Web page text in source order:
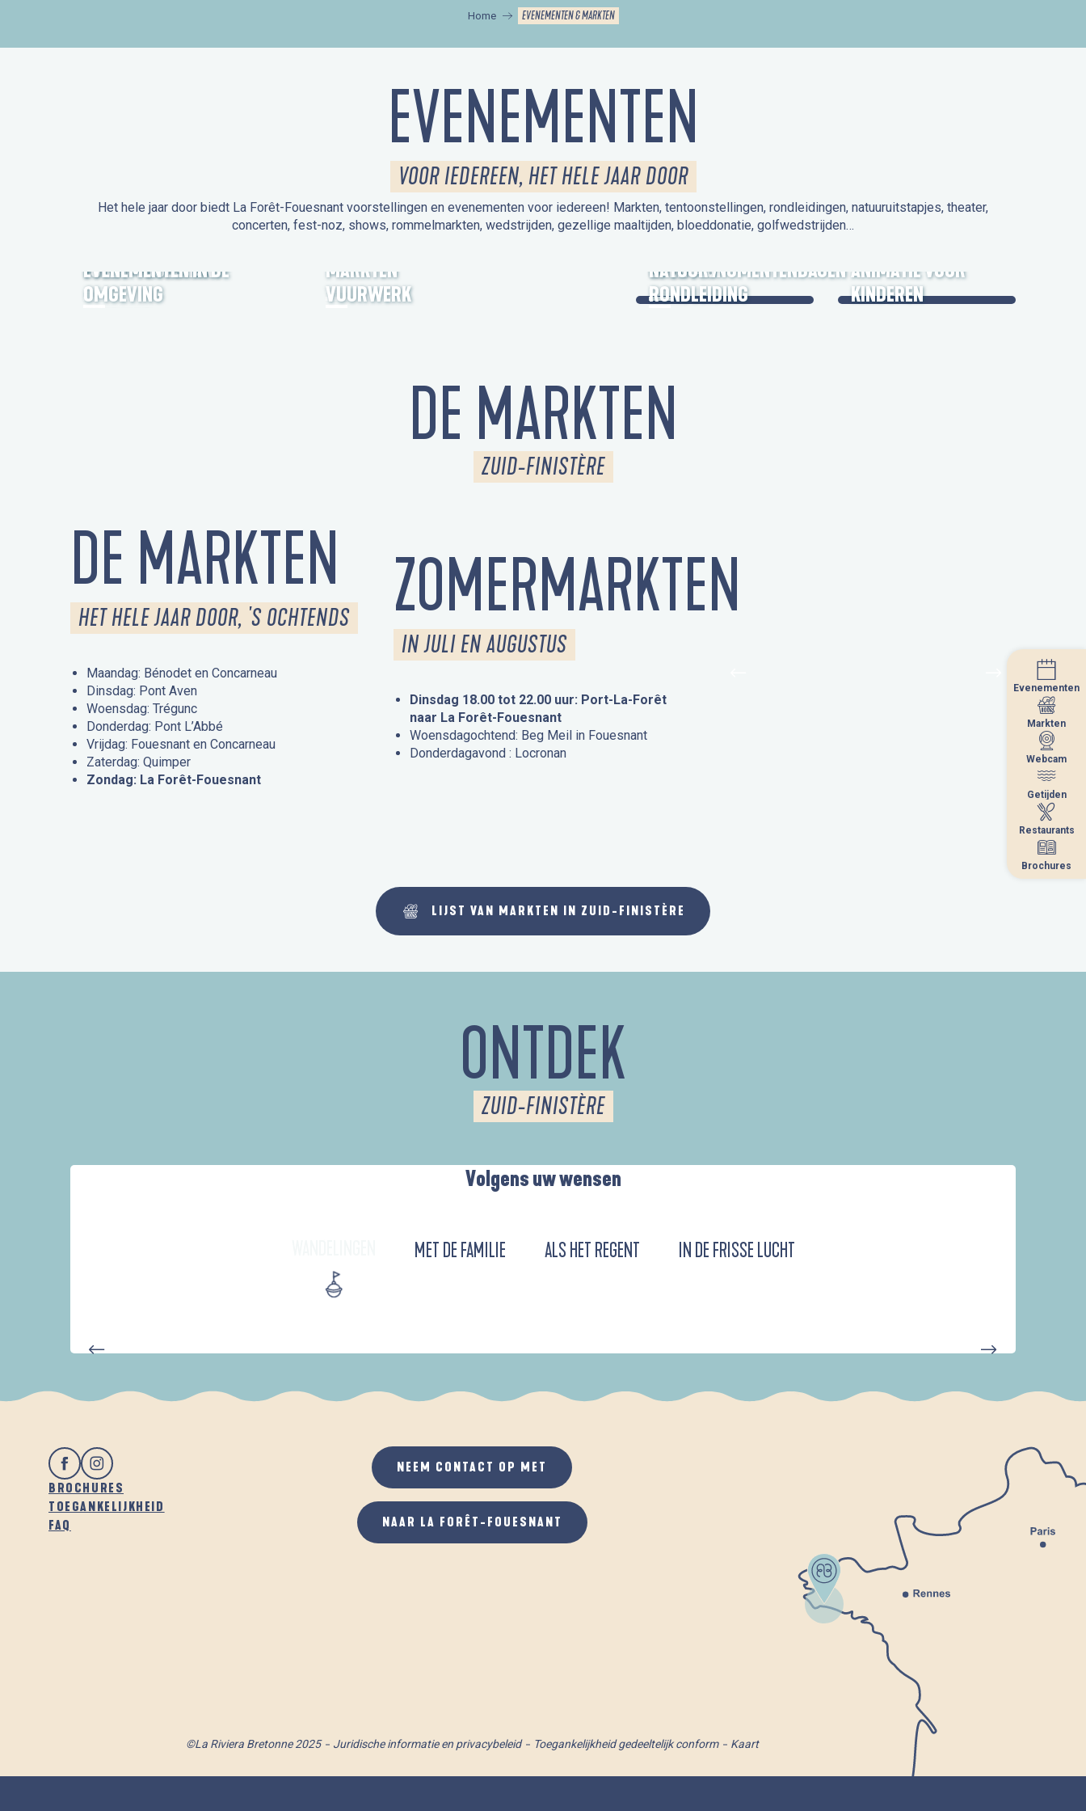
Evenementen
Markten
Webcam
Getijden
Restaurants
Brochures
Home EVENEMENTEN & MARKTEN
EVENEMENTEN
VOOR IEDEREEN, HET HELE JAAR DOOR
Het hele jaar door biedt La Forêt-Fouesnant voorstellingen en evenementen voor iedereen! Markten, tentoonstellingen, rondleidingen, natuuruitstapjes, theater,
concerten, fest-noz, shows, rommelmarkten, wedstrijden, gezellige maaltijden, bloeddonatie, golfwedstrijden…
FORÊT-FOUESNANT
EVENEMENTEN IN DE
OMGEVING
MARKTEN
VUURWERK
OPEN MONUMENTENDAGEN
NATUUR /
RONDLEIDING
ANIMATIE VOOR
KINDEREN
DE MARKTEN
ZUID-FINISTÈRE
DE MARKTEN
HET HELE JAAR DOOR, 'S OCHTENDS
Maandag: Bénodet en Concarneau
Dinsdag: Pont Aven
Woensdag: Trégunc
Donderdag: Pont L’Abbé
Vrijdag: Fouesnant en Concarneau
Zaterdag: Quimper
Zondag: La Forêt-Fouesnant
ZOMERMARKTEN
IN JULI EN AUGUSTUS
Dinsdag 18.00 tot 22.00 uur: Port-La-Forêt
naar La Forêt-Fouesnant
Woensdagochtend: Beg Meil in Fouesnant
Donderdagavond : Locronan
LIJST VAN MARKTEN IN ZUID-FINISTÈRE
ONTDEK
ZUID-FINISTÈRE
Volgens uw wensen
MET DE FAMILIE ALS HET REGENT IN DE FRISSE LUCHT
D'UN PORT À
BROCHURES
TOEGANKELIJKHEID
FAQ
NEEM CONTACT OP MET
NAAR LA FORÊT-FOUESNANT
©La Riviera Bretonne 2025 Juridische informatie en privacybeleid Toegankelijkheid gedeeltelijk conform Kaart